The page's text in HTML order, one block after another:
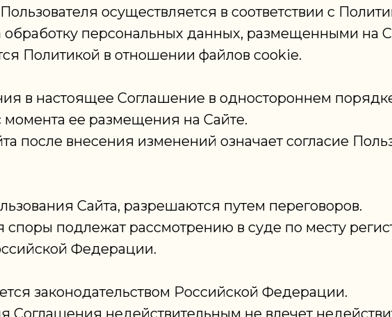
осуществляется в соответствии с
персональных данных, размещенными на
Политикой в отношении файлов cookie.
в настоящее Соглашение в одностороннем
момента ее размещения на Сайте.
после внесения изменений означает согласие
Сайта, разрешаются путем переговоров.
споры подлежат рассмотрению в суде по месту
Федерации.
законодательством Российской Федерации.
Соглашения недействительным не влечет